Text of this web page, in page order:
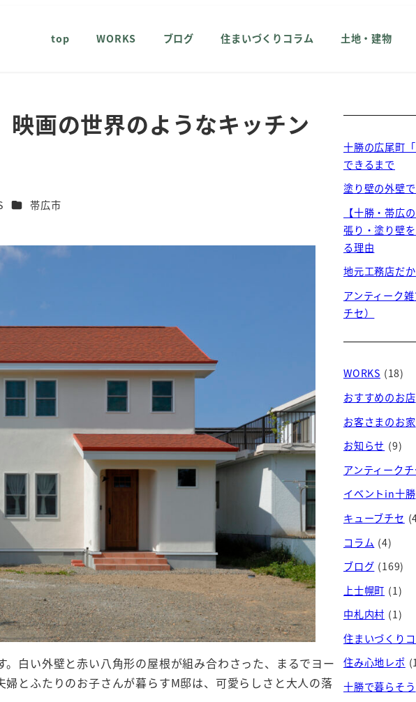
top WORKS ブログ 住まいづくりコラム 土地・建物
映画の世界のようなキッチン
カテゴリー
帯広市
白い外壁と赤い八角形の屋根が組み合わさった、まるでヨー
とふたりのお子さんが暮らすM邸は、可愛らしさと大人の落
十勝の広尾町
できるまで
塗り壁の外壁
【十勝・帯広
張り・塗り壁
る理由
地元工務店だ
アンティーク
チセ）
WORKS (18)
おすすめのお店
お客さまのお家
お知らせ (9)
アンティーク
イベントin十勝
キューブチセ
コラム (4)
ブログ (169)
上士幌町 (1)
中札内村 (1)
住まいづくり
住み心地レポ
十勝で暮らそう